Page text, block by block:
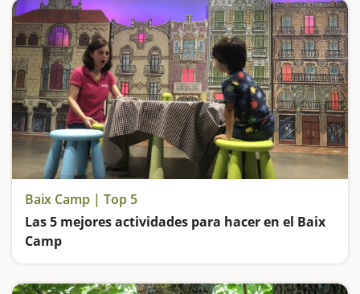
Baix Camp | Top 5
Las 5 mejores actividades para hacer en el Baix
Camp